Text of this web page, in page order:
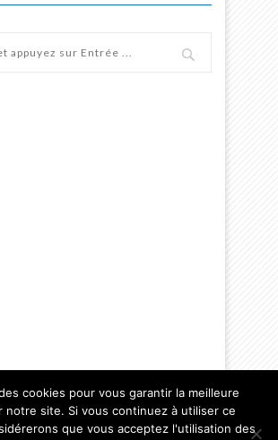
- Association Rivage-Autonomie
du Point Autonomie Territorial Melun
cookies pour vous garantir la meilleure
notre site. Si vous continuez à utiliser ce
que vous acceptez l'utilisation des